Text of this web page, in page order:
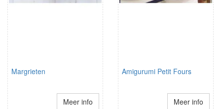
Margrieten
Meer info
Amigurumi Petit Fours
Meer info